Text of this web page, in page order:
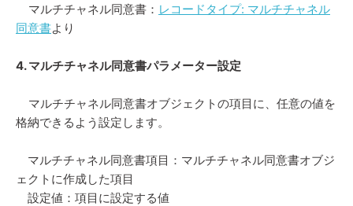
マルチチャネル同意書： レコードタイプ: マルチチャネル
同意書より
4. マルチチャネル同意書パラメーター設定
マルチチャネル同意書オブジェクトの項目に、任意の値を
格納できるよう設定します。
マルチチャネル同意書項目：マルチチャネル同意書オブジ
ェクトに作成した項目
設定値：項目に設定する値